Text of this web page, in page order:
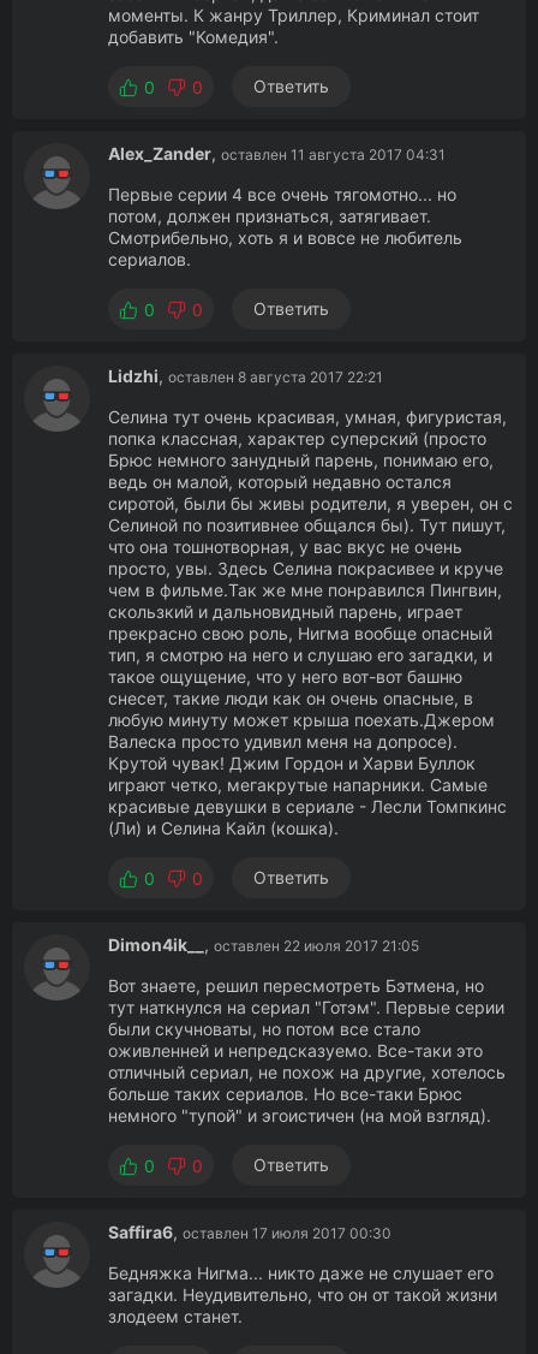
моменты. К жанру Триллер, Криминал стоит
добавить "Комедия".
0 0 Ответить
Alex_Zander, оставлен 11 августа 2017 04:31
Первые серии 4 все очень тягомотно... но
потом, должен признаться, затягивает.
Смотрибельно, хоть я и вовсе не любитель
сериалов.
0 0 Ответить
Lidzhi, оставлен 8 августа 2017 22:21
Селина тут очень красивая, умная, фигуристая,
попка классная, характер суперский (просто
Брюс немного занудный парень, понимаю его,
ведь он малой, который недавно остался
сиротой, были бы живы родители, я уверен, он с
Селиной по позитивнее общался бы). Тут пишут,
что она тошнотворная, у вас вкус не очень
просто, увы. Здесь Селина покрасивее и круче
чем в фильме.Так же мне понравился Пингвин,
скользкий и дальновидный парень, играет
прекрасно свою роль, Нигма вообще опасный
тип, я смотрю на него и слушаю его загадки, и
такое ощущение, что у него вот-вот башню
снесет, такие люди как он очень опасные, в
любую минуту может крыша поехать.Джером
Валеска просто удивил меня на допросе).
Крутой чувак! Джим Гордон и Харви Буллок
играют четко, мегакрутые напарники. Самые
красивые девушки в сериале - Лесли Томпкинс
(Ли) и Селина Кайл (кошка).
0 0 Ответить
Dimon4ik__ , оставлен 22 июля 2017 21:05
Вот знаете, решил пересмотреть Бэтмена, но
тут наткнулся на сериал "Готэм". Первые серии
были скучноваты, но потом все стало
оживленней и непредсказуемо. Все-таки это
отличный сериал, не похож на другие, хотелось
больше таких сериалов. Но все-таки Брюс
немного "тупой" и эгоистичен (на мой взгляд).
0 0 Ответить
Saffira6, оставлен 17 июля 2017 00:30
Бедняжка Нигма... никто даже не слушает его
загадки. Неудивительно, что он от такой жизни
злодеем станет.